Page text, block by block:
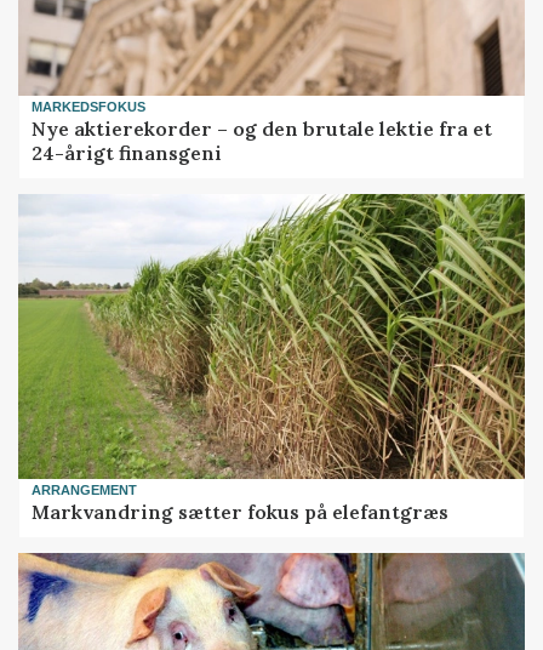
MARKEDSFOKUS
Nye aktierekorder – og den brutale lektie fra et
24-årigt finansgeni
ARRANGEMENT
Markvandring sætter fokus på elefantgræs